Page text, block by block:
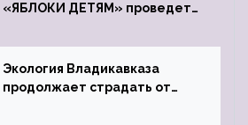
«ЯБЛОКИ ДЕТЯМ» проведет
Экология Владикавказа
продолжает страдать от